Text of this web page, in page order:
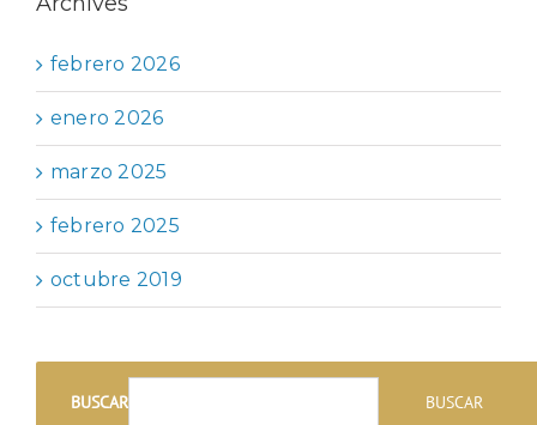
febrero 2026
enero 2026
marzo 2025
febrero 2025
octubre 2019
BUSCAR BUSCAR